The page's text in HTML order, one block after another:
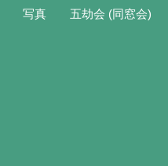
写真 五劫会 (同窓会)